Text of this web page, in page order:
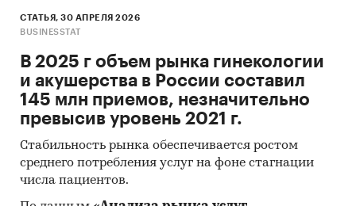
СТАТЬЯ, 30 АПРЕЛЯ 2026
BUSINESSTAT
В 2025 г объем рынка гинекологии
и акушерства в России составил
145 млн приемов, незначительно
превысив уровень 2021 г.
Стабильность рынка обеспечивается ростом
среднего потребления услуг на фоне стагнации
числа пациентов.